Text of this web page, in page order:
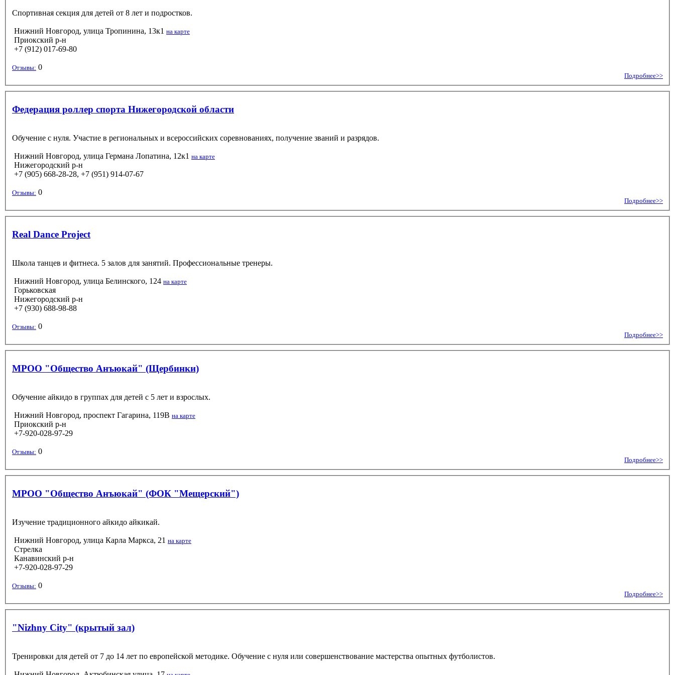
Спортивная секция для детей от 8 лет и подростков.
Нижний Новгород, улица Тропинина, 13к1 на карте
Приокский р-н
+7 (912) 017-69-80
Отзывы: 0
Подробнее>>
Федерация роллер спорта Нижегородской области
Обучение с нуля. Участие в региональных и всероссийских соревнованиях, получение званий и разрядов.
Нижний Новгород, улица Германа Лопатина, 12к1 на карте
Нижегородский р-н
+7 (905) 668-28-28, +7 (951) 914-07-67
Отзывы: 0
Подробнее>>
Real Dance Project
Школа танцев и фитнеса. 5 залов для занятий. Профессиональные тренеры.
Нижний Новгород, улица Белинского, 124 на карте
Горьковская
Нижегородский р-н
+7 (930) 688-98-88
Отзывы: 0
Подробнее>>
МРОО "Общество Анъюкай" (Щербинки)
Обучение айкидо в группах для детей с 5 лет и взрослых.
Нижний Новгород, проспект Гагарина, 119В на карте
Приокский р-н
+7-920-028-97-29
Отзывы: 0
Подробнее>>
МРОО "Общество Анъюкай" (ФОК "Мещерский")
Изучение традиционного айкидо айкикай.
Нижний Новгород, улица Карла Маркса, 21 на карте
Стрелка
Канавинский р-н
+7-920-028-97-29
Отзывы: 0
Подробнее>>
"Nizhny City" (крытый зал)
Тренировки для детей от 7 до 14 лет по европейской методике. Обучение с нуля или совершенствование мастерства опытных футболистов.